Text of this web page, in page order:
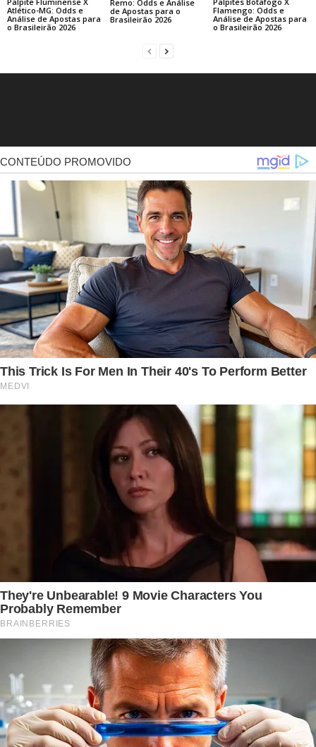
Atlético-MG: Odds e
Análise de Apostas para
o Brasileirão 2026
Remo: Odds e Análise
de Apostas para o
Brasileirão 2026
Flamengo: Odds e
Análise de Apostas para
o Brasileirão 2026